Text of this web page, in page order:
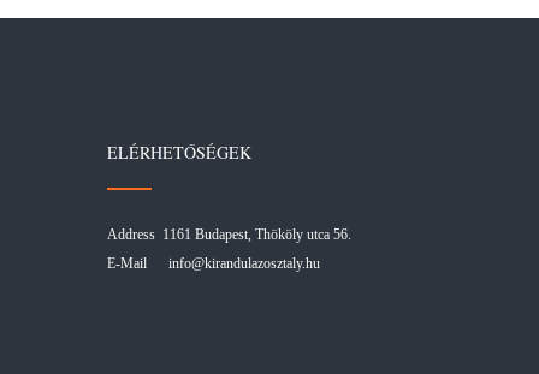
ELÉRHETŐSÉGEK
Address 1161 Budapest, Thököly utca 56.
E-Mail info@kirandulazosztaly.hu